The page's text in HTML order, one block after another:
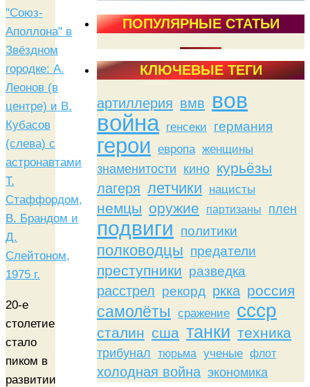
20-е
столетие
стало
пиком в
развитии
ПОПУЛЯРНЫЕ СТАТЬИ
КЛЮЧЕВЫЕ ТЕГИ
артиллерия вмв вов
война генсеки германия
герои европа женщины
знаменитости кино курьёзы
лагеря летчики нацисты
немцы оружие партизаны плен
подвиги политики
полководцы предатели
преступники разведка
расстрел рекорд ркка россия
самолёты сражение ссср
сталин сша танки техника
трибунал тюрьма ученые флот
холодная война экономика